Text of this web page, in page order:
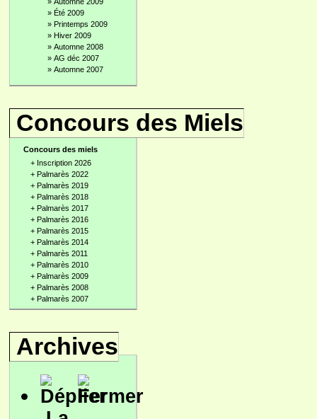
» Été 2009
» Printemps 2009
» Hiver 2009
» Automne 2008
» AG déc 2007
» Automne 2007
Concours des Miels
Concours des miels
+ Inscription 2026
+ Palmarès 2022
+ Palmarès 2019
+ Palmarès 2018
+ Palmarès 2017
+ Palmarès 2016
+ Palmarès 2015
+ Palmarès 2014
+ Palmarès 2011
+ Palmarès 2010
+ Palmarès 2009
+ Palmarès 2008
+ Palmarès 2007
Archives